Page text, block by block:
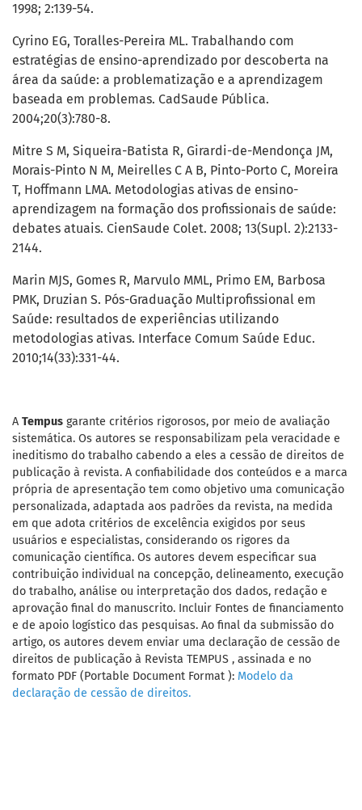
1998; 2:139-54.
Cyrino EG, Toralles-Pereira ML. Trabalhando com
estratégias de ensino-aprendizado por descoberta na
área da saúde: a problematização e a aprendizagem
baseada em problemas. CadSaude Pública.
2004;20(3):780-8.
Mitre S M, Siqueira-Batista R, Girardi-de-Mendonça JM,
Morais-Pinto N M, Meirelles C A B, Pinto-Porto C, Moreira
T, Hoffmann LMA. Metodologias ativas de ensino-
aprendizagem na formação dos profissionais de saúde:
debates atuais. CienSaude Colet. 2008; 13(Supl. 2):2133-
2144.
Marin MJS, Gomes R, Marvulo MML, Primo EM, Barbosa
PMK, Druzian S. Pós-Graduação Multiprofissional em
Saúde: resultados de experiências utilizando
metodologias ativas. Interface Comum Saúde Educ.
2010;14(33):331-44.
A Tempus garante critérios rigorosos, por meio de avaliação
sistemática. Os autores se responsabilizam pela veracidade e
ineditismo do trabalho cabendo a eles a cessão de direitos de
publicação à revista. A confiabilidade dos conteúdos e a marca
própria de apresentação tem como objetivo uma comunicação
personalizada, adaptada aos padrões da revista, na medida
em que adota critérios de excelência exigidos por seus
usuários e especialistas, considerando os rigores da
comunicação científica. Os autores devem especificar sua
contribuição individual na concepção, delineamento, execução
do trabalho, análise ou interpretação dos dados, redação e
aprovação final do manuscrito. Incluir Fontes de financiamento
e de apoio logístico das pesquisas. Ao final da submissão do
artigo, os autores devem enviar uma declaração de cessão de
direitos de publicação à Revista TEMPUS , assinada e no
formato PDF (Portable Document Format ): Modelo da
declaração de cessão de direitos.